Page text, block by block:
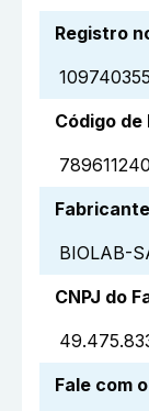
Registro
Código de
Fabricante
BIOLAB-
CNPJ do
Fale com